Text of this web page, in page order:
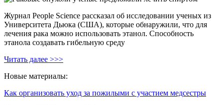
Журнал People Science рассказал об исследовании ученых из
Университета Дьюка (США), которые обнаружили, что для
лечения рака можно использовать этанол. Способность
этанола создавать гибельную среду
Читать далее >>>
Новые материалы:
Как организовать уход за пожилыми с участием медсестры